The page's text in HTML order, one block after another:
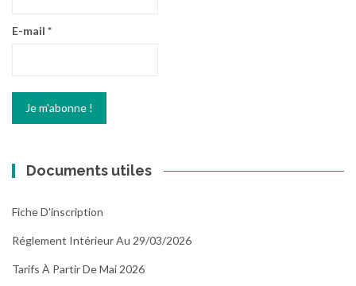
E-mail *
Documents utiles
Fiche D'inscription
Réglement Intérieur Au 29/03/2026
Tarifs À Partir De Mai 2026